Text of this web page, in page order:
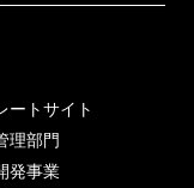
ートサイト
理部門
発事業